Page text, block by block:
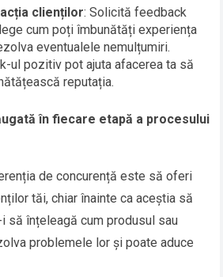
clienților: Solicită feedback
cum poți îmbunătăți experiența
eventualele nemulțumiri.
ul pozitiv pot ajuta afacerea ta să
reputația.
în fiecare etapă a procesului
de concurență este să oferi
tăi, chiar înainte ca aceștia să
să înțeleagă cum produsul sau
problemele lor și poate aduce